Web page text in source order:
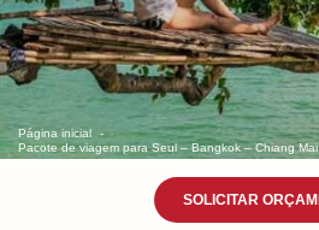
Página inicial
Pacote de viagem para Seul – Bangkok – Chiang
SOLICITAR